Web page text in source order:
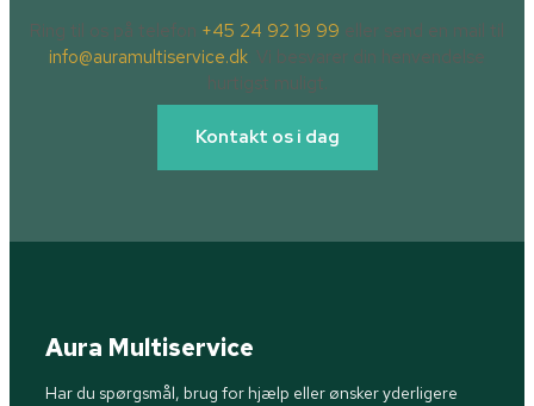
Ring til os på telefon +45 24 92 19 99 eller send en mail til
info@auramultiservice.dk. Vi besvarer din henvendelse
hurtigst muligt.
Kontakt os i dag
Aura Multiservice
Har du spørgsmål, brug for hjælp eller ønsker yderligere